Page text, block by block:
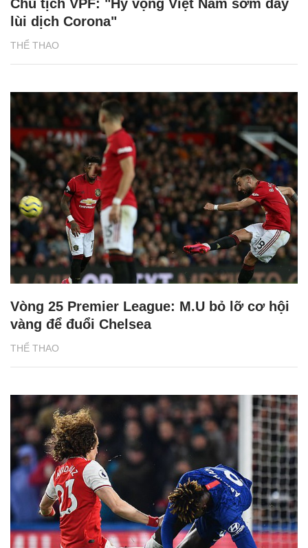
THỂ THAO
Chủ tịch VPF: "Hy vọng Việt Nam sớm đẩy
lùi dịch Corona"
THỂ THAO
Vòng 25 Premier League: M.U bỏ lỡ cơ hội
vàng để đuổi Chelsea